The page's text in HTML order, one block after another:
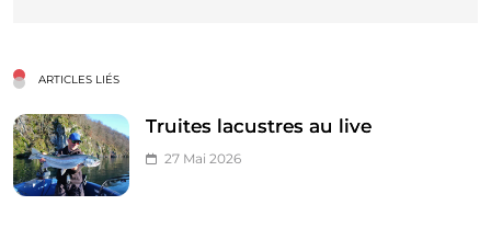
ARTICLES LIÉS
Truites lacustres au live
27 Mai 2026